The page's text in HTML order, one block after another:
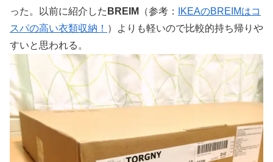
った。以前に紹介した BREIM （参考：
IKEAのBREIMはコ
スパの高い衣類収納！ ）よりも軽いので比較的持ち帰りや
すいと思われる。